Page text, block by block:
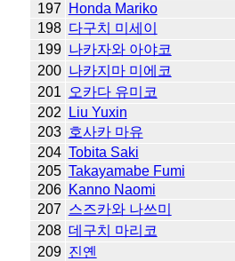
197
Honda Mariko
198 다구치 미세이
199 나카자와 아야코
200 나카지마 미에코
201
오카다 유미코
202
Liu Yuxin
203 호사카 마유
204 Tobita Saki
205 Takayamabe Fumi
206 Kanno Naomi
207 스즈카와 나쓰미
208 데구치 마리코
209 진옌